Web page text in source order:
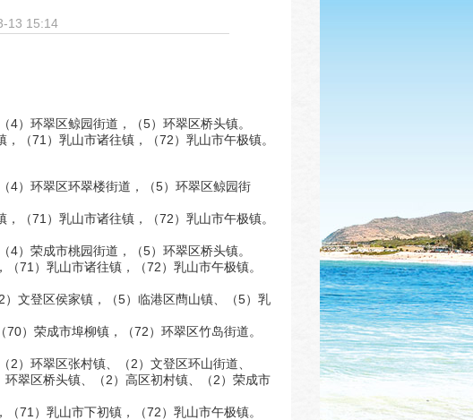
13 15:14
）环翠区鲸园街道，（5）环翠区桥头镇。
（71）乳山市诸往镇，（72）乳山市午极镇。
4）环翠区环翠楼街道，（5）环翠区鲸园街
（71）乳山市诸往镇，（72）乳山市午极镇。
）荣成市桃园街道，（5）环翠区桥头镇。
71）乳山市诸往镇，（72）乳山市午极镇。
文登区侯家镇，（5）临港区蔄山镇、（5）乳
）荣成市埠柳镇，（72）环翠区竹岛街道。
）环翠区张村镇、（2）文登区环山街道、
翠区桥头镇、（2）高区初村镇、（2）荣成市
71）乳山市下初镇，（72）乳山市午极镇。